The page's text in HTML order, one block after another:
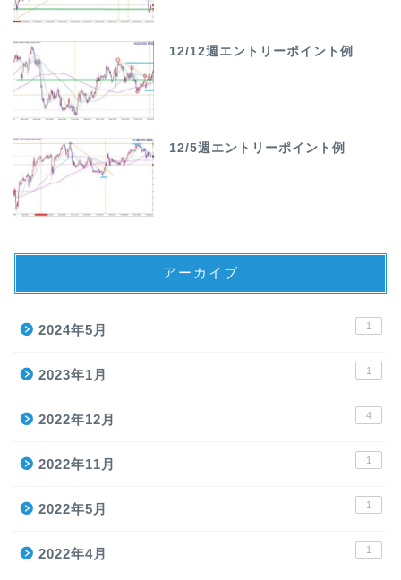
12/12週エントリーポイント例
12/5週エントリーポイント例
アーカイブ
2024年5月 1
2023年1月 1
2022年12月 4
2022年11月 1
2022年5月 1
2022年4月 1